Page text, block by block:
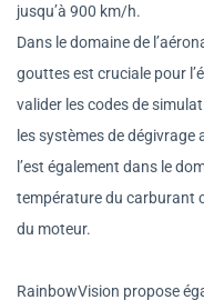
jusqu’à 900 km/h.
Dans le domaine de
gouttes est cruciale pour
valider les codes de
les systèmes de
l’est également dans le
température du carburant
du moteur.
RainbowVision propose